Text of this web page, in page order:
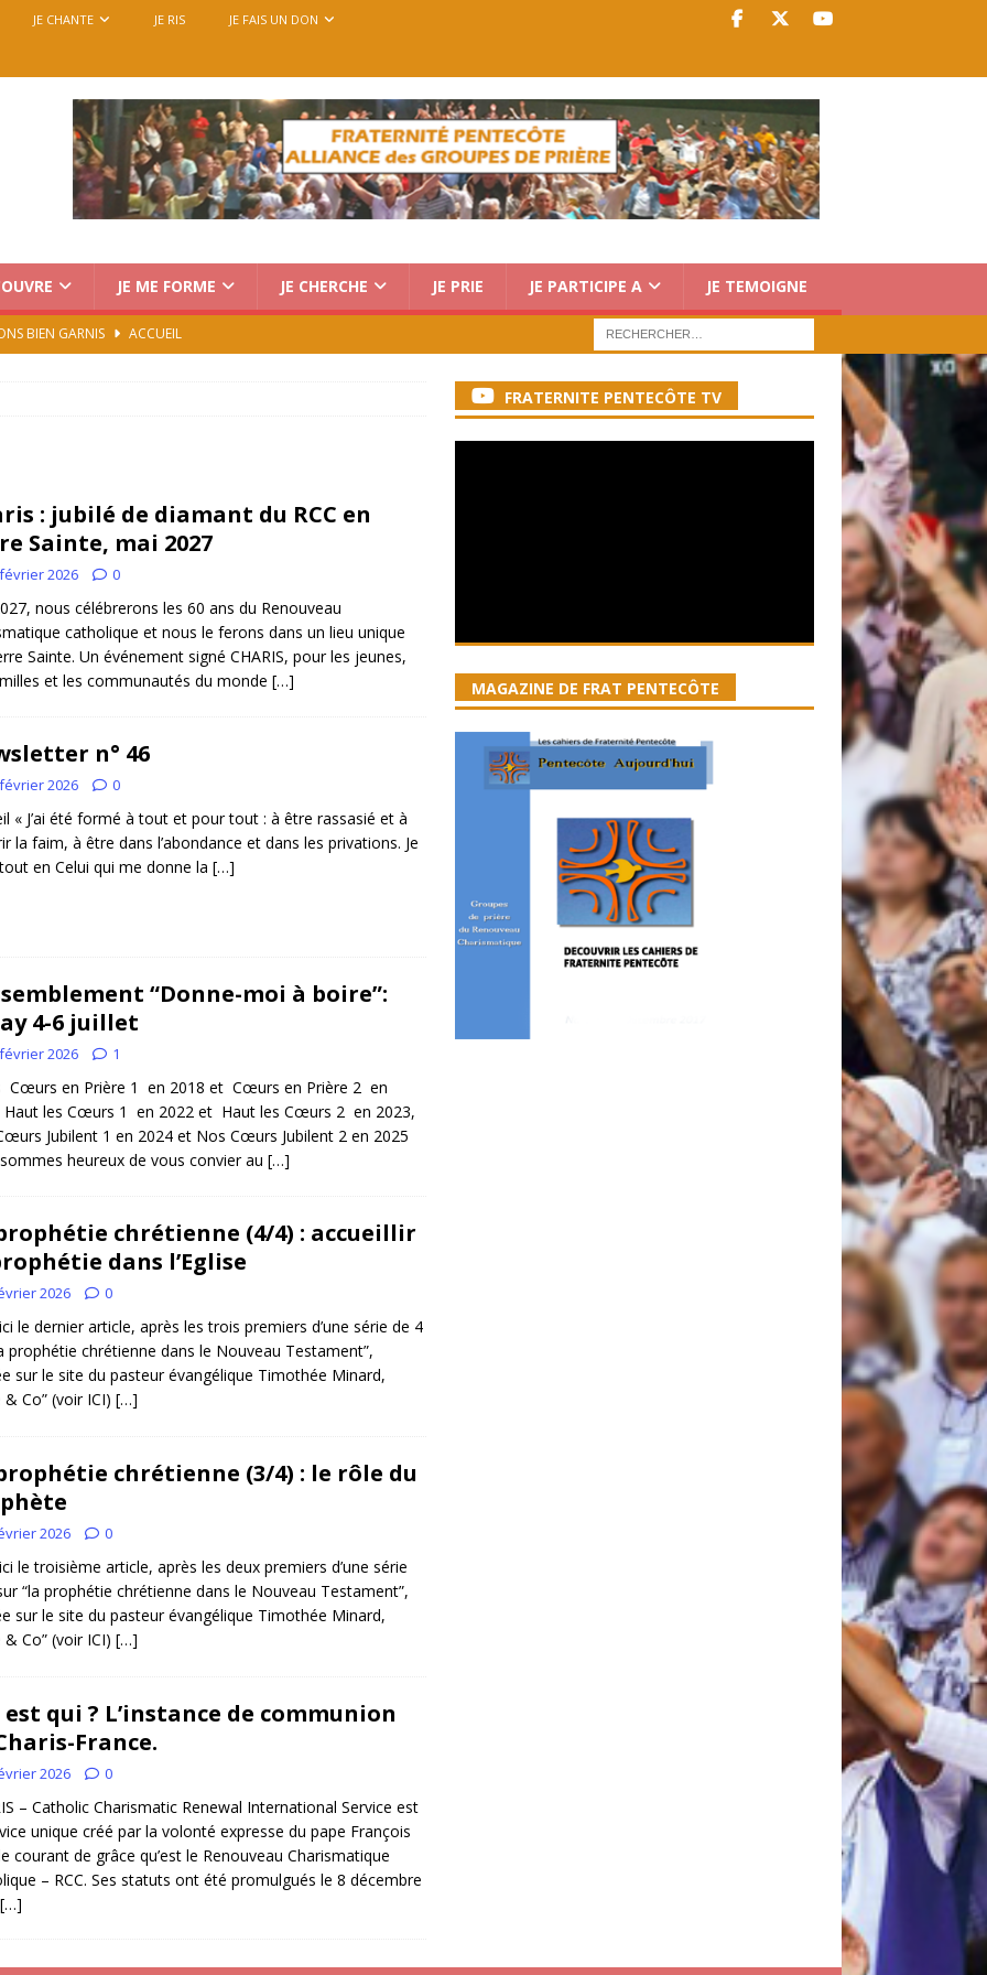
JE CHANTE JE RIS JE FAIS UN DON
JE ME FORME JE CHERCHE JE PRIE JE PARTICIPE A JE TEMOIGNE
BIEN GARNIS
ACCUEIL
européenne des groupes de prière, du 14 au 18
devient prière
ACCUEIL
“Magnifica Humanitas”. Par le Père Denis Broussat.
eu la grâce d’être visité par Dieu”
GUERISON, DELIVRANCE
joie soit parfaite ! Jn 15, 11 ACCOMPAGNEMENT SPIRITUEL
: jubilé de diamant du RCC en
Sainte, mai 2027
2026 0
nous célébrerons les 60 ans du Renouveau
catholique et nous le ferons dans un lieu unique
Sainte. Un événement signé CHARIS, pour les jeunes,
et les communautés du monde […]
n° 46
2026 0
« J’ai été formé à tout et pour tout : à être rassasié et à
la faim, à être dans l’abondance et dans les privations. Je
en Celui qui me donne la […]
“Donne-moi à boire”:
4-6 juillet
2026 1
Cœurs en Prière 1 en 2018 et Cœurs en Prière 2 en
Haut les Cœurs 1 en 2022 et Haut les Cœurs 2 en 2023,
Jubilent 1 en 2024 et Nos Cœurs Jubilent 2 en 2025
heureux de vous convier au […]
chrétienne (4/4) : accueillir
dans l’Eglise
2026 0
ici le dernier article, après les trois premiers d’une série de 4
prophétie chrétienne dans le Nouveau Testament”,
sur le site du pasteur évangélique Timothée Minard,
& Co” (voir ICI) […]
chrétienne (3/4) : le rôle du
2026 0
ici le troisième article, après les deux premiers d’une série
“la prophétie chrétienne dans le Nouveau Testament”,
sur le site du pasteur évangélique Timothée Minard,
& Co” (voir ICI) […]
est qui ? L’instance de communion
France.
2026 0
– Catholic Charismatic Renewal International Service est
unique créé par la volonté expresse du pape François
courant de grâce qu’est le Renouveau Charismatique
– RCC. Ses statuts ont été promulgués le 8 décembre
[…]
FRATERNITE PENTECÔTE TV
MAGAZINE DE FRAT PENTECÔTE